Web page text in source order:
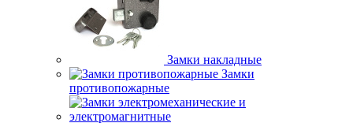
Замки накладные
Замки
противопожарные